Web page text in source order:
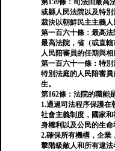
第159條：司法由最高
或縣人民法院以及特別
裁決以朝鮮民主主義人
第一百六十條：最高法
最高法院，省（或直
人民陪審員的任期與相
第一百六十一條：特別
特別法庭的人民陪審
生。
第162條：法院的職能
1.通過司法程序保護在
社會主義制度，國家
身權利以及公民的生命
2.確保所有機構，企業
擊階級敵人和所有違法